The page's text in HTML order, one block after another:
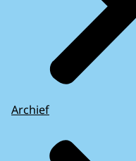
Archief